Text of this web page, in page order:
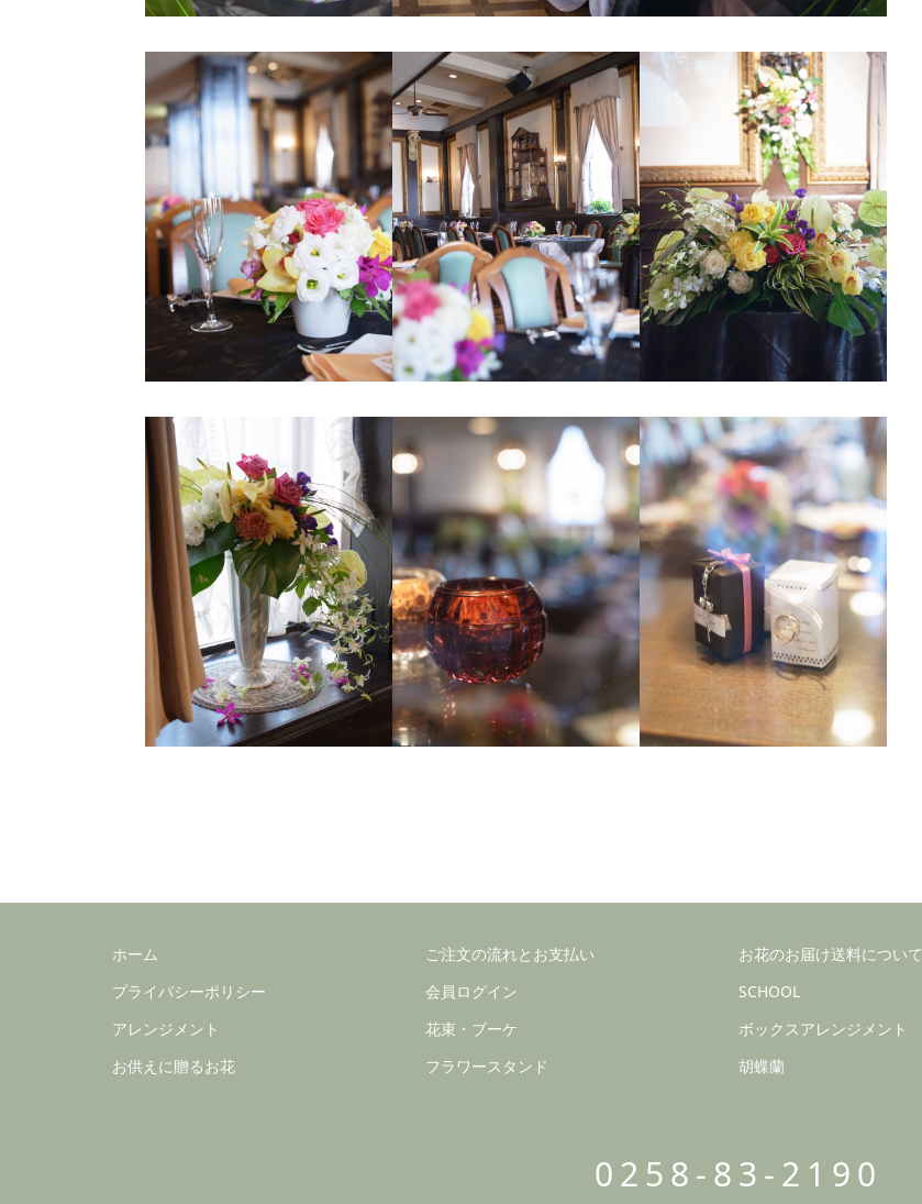
ホーム ご注文の流れとお支払い お花のお届け送料について
プライバシーポリシー
会員ログイン SCHOOL
アレンジメント
花束・ブーケ ボックスアレンジメント
お供えに贈るお花
フラワースタンド 胡蝶蘭
0258-83-2190